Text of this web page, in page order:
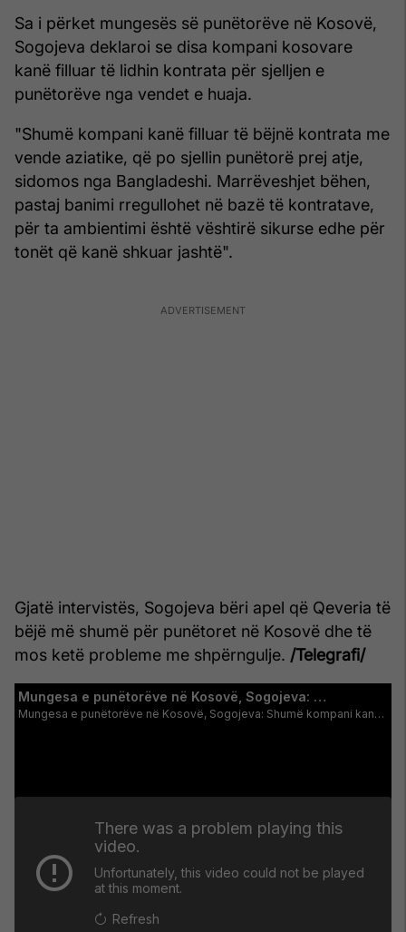
Sa i përket mungesës së punëtorëve në Kosovë,
Sogojeva deklaroi se disa kompani kosovare
kanë filluar të lidhin kontrata për sjelljen e
punëtorëve nga vendet e huaja.
"Shumë kompani kanë filluar të bëjnë kontrata me
vende aziatike, që po sjellin punëtorë prej atje,
sidomos nga Bangladeshi. Marrëveshjet bëhen,
pastaj banimi rregullohet në bazë të kontratave,
për ta ambientimi është vështirë sikurse edhe për
tonët që kanë shkuar jashtë".
Gjatë intervistës, Sogojeva bëri apel që Qeveria të
bëjë më shumë për punëtoret në Kosovë dhe të
mos ketë probleme me shpërngulje. /Telegrafi/